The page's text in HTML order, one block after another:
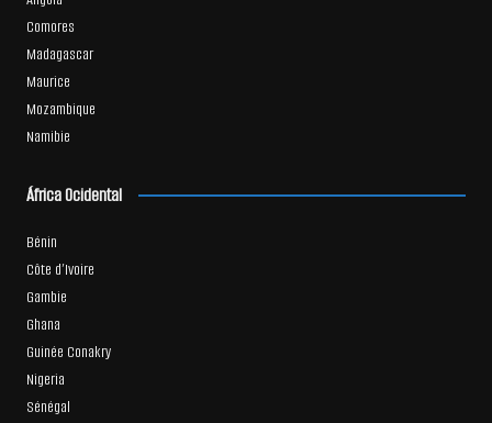
Comores
Madagascar
Maurice
Mozambique
Namibie
África Ocidental
Bénin
Côte d’Ivoire
Gambie
Ghana
Guinée Conakry
Nigeria
Sénégal